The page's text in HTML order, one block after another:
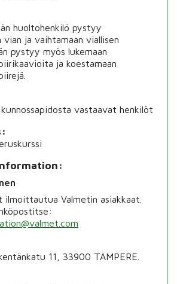
huoltohenkilö pystyy
vian ja vaihtamaan viallisen
pystyy myös lukemaan
ja koestamaan
vastaavat henkilöt
ilmoittautua Valmetin asiakkaat.
11, 33900 TAMPERE.